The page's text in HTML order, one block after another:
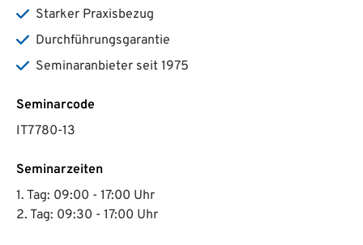
Starker Praxisbezug
Durchführungsgarantie
Seminaranbieter seit 1975
Seminarcode
IT7780-13
Seminarzeiten
1. Tag: 09:00 - 17:00 Uhr
2. Tag: 09:30 - 17:00 Uhr